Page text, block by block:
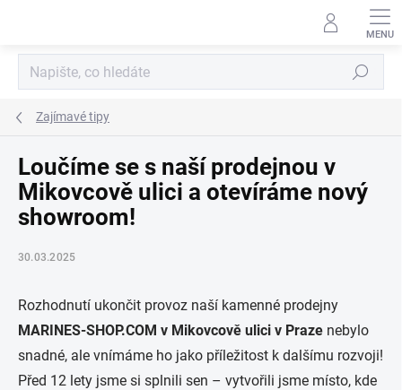
Hledat
Zajímavé tipy
Loučíme se s naší prodejnou v
Mikovcově ulici a otevíráme nový
showroom!
30.03.2025
Rozhodnutí ukončit provoz naší kamenné prodejny
MARINES-SHOP.COM v Mikovcově ulici v Praze nebylo
snadné, ale vnímáme ho jako příležitost k dalšímu rozvoji!
Před 12 lety jsme si splnili sen – vytvořili jsme místo, kde